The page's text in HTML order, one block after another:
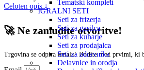
Tematski kompleti
IGRALNI SETI
Seti za frizerja
Seti za gasilca
Seti za kuharje
Seti za prodajalca
Seti za zdravnika
Delavnice in orodja
Celoten opis ↓
🚀 Ne zamudite otvoritve!
Trgovina se odpira kmalu! Bodite med prvimi, ki